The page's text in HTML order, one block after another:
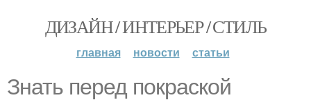
ДИЗАЙН / ИНТЕРЬЕР / СТИЛЬ
главная новости статьи
Знать перед покраской